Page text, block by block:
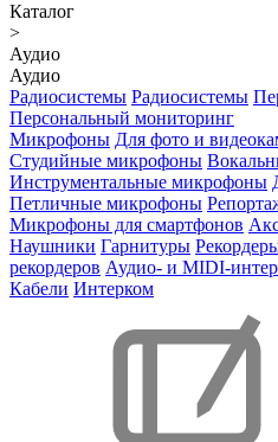
Каталог
>
Аудио
Аудио
Радиосистемы Радиосистемы
Персональный мониторинг
Микрофоны Для фото и
Студийные микрофоны
Инструментальные микрофоны
Петличные микрофоны
Микрофоны для смартфонов
Наушники Гарнитуры
рекордеров Аудио- и MIDI-
Кабели Интерком